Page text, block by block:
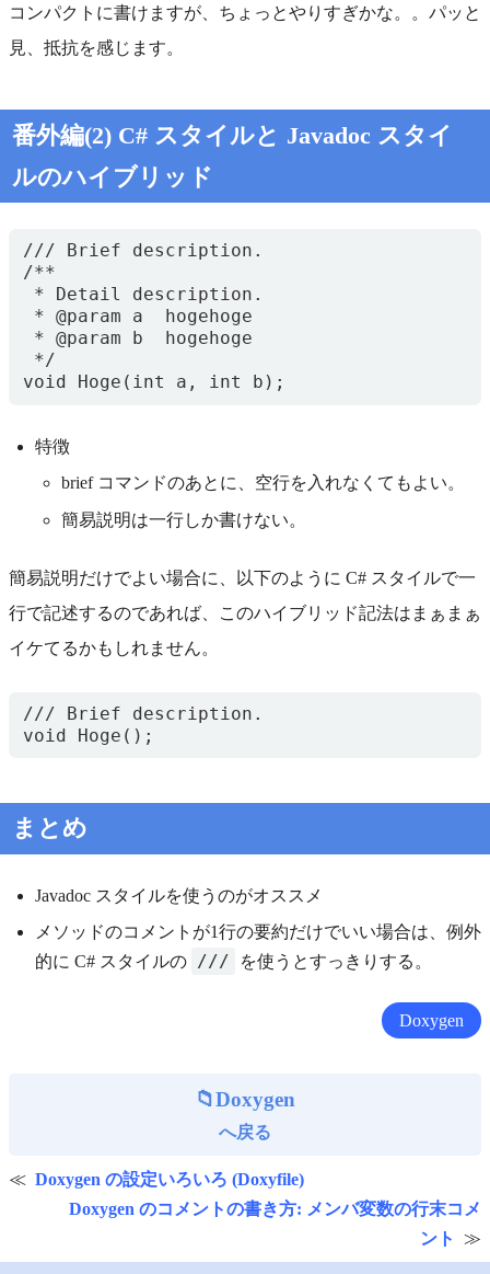
コンパクトに書けますが、ちょっとやりすぎかな。。パッと
見、抵抗を感じます。
番外編(2) C# スタイルと Javadoc スタイ
ルのハイブリッド
/// Brief description.
/**
* Detail description.
* @param a  hogehoge
* @param b  hogehoge
*/
特徴
brief コマンドのあとに、空行を入れなくてもよい。
簡易説明は一行しか書けない。
簡易説明だけでよい場合に、以下のように C# スタイルで一
行で記述するのであれば、このハイブリッド記法はまぁまぁ
イケてるかもしれません。
/// Brief description.
まとめ
Javadoc スタイルを使うのがオススメ
メソッドのコメントが1行の要約だけでいい場合は、例外
的に C# スタイルの /// を使うとすっきりする。
Doxygen
Doxygen
へ戻る
Doxygen の設定いろいろ (Doxyfile)
Doxygen のコメントの書き方: メンバ変数の行末コメ
ント